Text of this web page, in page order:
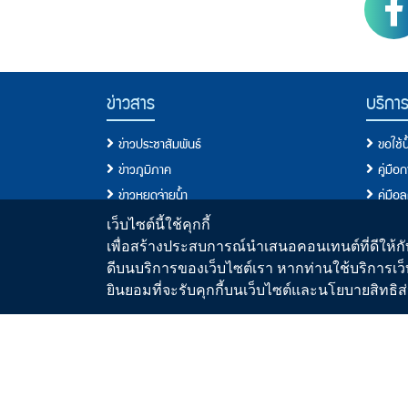
PWA Footer Link
ข่าวสาร
ข่าวประชาสัมพันธ์
ข่าวภูมิภาค
ข่าวหยุดจ่ายน้ำ
ข่าวสมัครงาน
ข่าวประกวดราคา/จัดซื้อจัดจ้าง
วารสารน้ำ
สื่อประชาสัมพันธ์
บริก
ขอใช้
คู่มือ
คู่มือ
เงื่อน
ขอติด
คู่มือ
คู่มือ
เว็บไซต์นี้ใช้คุกกี้
เพื่อสร้างประสบการณ์นำเสนอคอนเทนต์ที่ดีใ
ดีบนบริการของเว็บไซต์เรา หากท่านใช้บริการ
ยินยอมที่จะรับคุกกี้บนเว็บไซต์และนโยบายสิทธิ